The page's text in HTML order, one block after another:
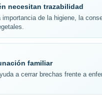
necesitan trazabilidad
de la higiene, la
familiar
a cerrar brechas frente a